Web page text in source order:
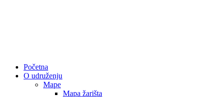
Početna
O udruženju
Mape
Mapa žarišta